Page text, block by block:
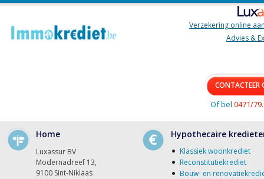
Verzekering online
Advies &
CONTACTEER
Of bel 0471/
Home
Luxassur BV
Modernadreef 13,
9100 Sint-Niklaas
Hypothecaire
Klassiek woonkrediet
Reconstitutiekrediet
Bouw- en